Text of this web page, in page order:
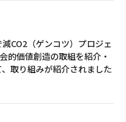
CO2（ゲンコツ）プロジェ
的価値創造の取組を紹介・
取り組みが紹介されました